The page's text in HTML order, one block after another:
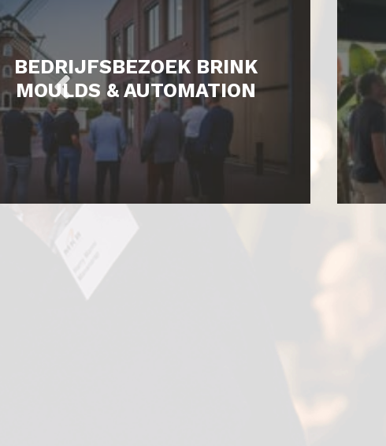
BEDRIJFSBEZOEK BRINK
MOULDS & AUTOMATION